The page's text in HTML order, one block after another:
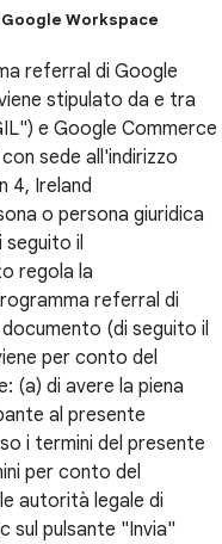
Workspace
referral di Google
stipulato da e tra
e Google Commerce
sede all'indirizzo
4, Ireland
o persona giuridica
il
regola la
referral di
(di seguito il
per conto del
(a) di avere la piena
al presente
i termini del presente
per conto del
autorità legale di
sul pulsante "Invia"